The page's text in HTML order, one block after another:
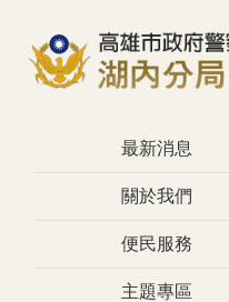
最新消息
關於我們
便民服務
主題專區